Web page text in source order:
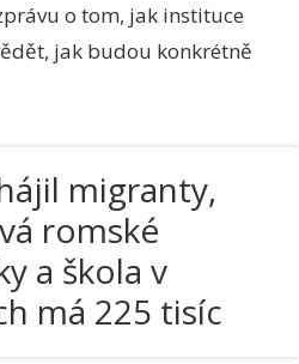
o tom, jak instituce
jak budou konkrétně
migranty,
romské
a škola v
má 225 tisíc